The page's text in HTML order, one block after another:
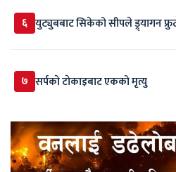
६ युट्युबबाट सिकेको सीपले ड्र्यागन
७ सर्पकाे टाेकाइबाट एकको मृत्यु